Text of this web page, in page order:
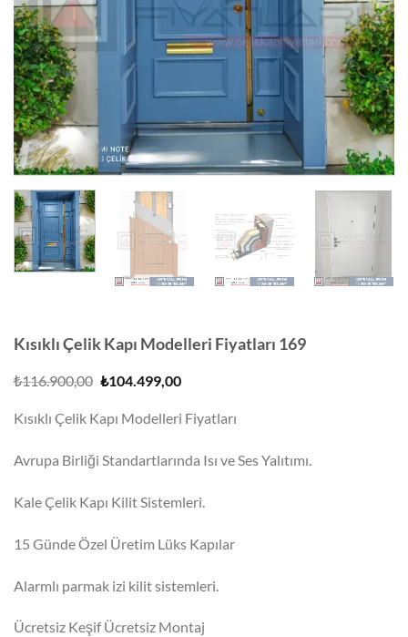
Kısıklı Çelik Kapı Modelleri Fiyatları 169
₺116.900,00 Orijinal
₺104.499,00Şu
₺104.499,00.
Kısıklı Çelik Kapı Modelleri Fiyatları
Avrupa Birliği Standartlarında Isı ve Ses Yalıtımı.
Kale Çelik Kapı Kilit Sistemleri.
15 Günde Özel Üretim Lüks Kapılar
Alarmlı parmak izi kilit sistemleri.
Ücretsiz Keşif Ücretsiz Montaj